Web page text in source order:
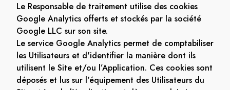
Le Responsable de traitement utilise des cookies
Google Analytics offerts et stockés par la société
Google LLC sur son site.
Le service Google Analytics permet de comptabiliser
les Utilisateurs et d'identifier la manière dont ils
utilisent le Site et/ou l’Application. Ces cookies sont
déposés et lus sur l'équipement des Utilisateurs du